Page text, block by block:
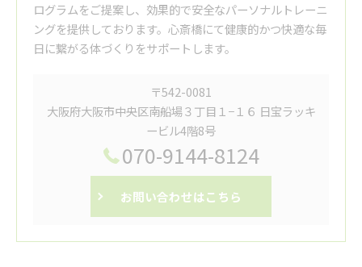
ログラムをご提案し、効果的で安全なパーソナルトレーニ
ングを提供しております。心斎橋にて健康的かつ快適な毎
日に繋がる体づくりをサポートします。
〒542-0081
大阪府大阪市中央区南船場３丁目１−１６ 日宝ラッキ
ービル4階8号
070-9144-8124
お問い合わせはこちら